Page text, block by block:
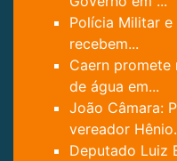
Polícia Militar
recebem...
Caern promete
de água em...
João Câmara:
vereador
Deputado Luiz